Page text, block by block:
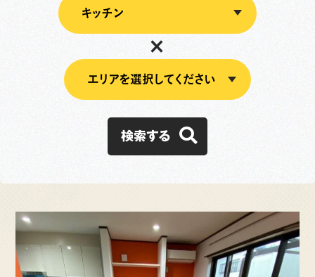
屋根塗装
塗装の流れ
料金プラン
スタッフ紹介
採用情報
×
検索する